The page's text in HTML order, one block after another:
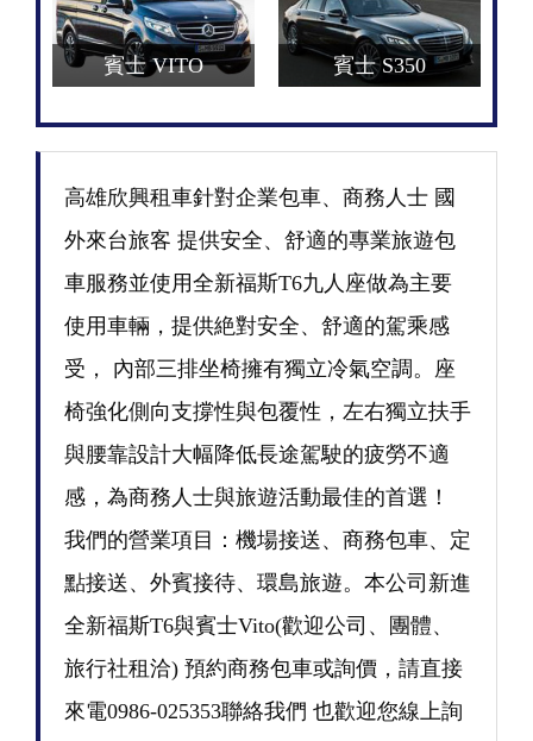
賓士 VITO 賓士 S350
高雄欣興租車針對企業包車、商務人士 國
外來台旅客 提供安全、舒適的專業旅遊包
車服務並使用全新福斯T6九人座做為主要
使用車輛，提供絶對安全、舒適的駕乘感
受， 內部三排坐椅擁有獨立冷氣空調。座
椅強化側向支撐性與包覆性，左右獨立扶手
與腰靠設計大幅降低長途駕駛的疲勞不適
感，為商務人士與旅遊活動最佳的首選！
我們的營業項目：機場接送、商務包車、定
點接送、外賓接待、環島旅遊。本公司新進
全新福斯T6與賓士Vito(歡迎公司、團體、
旅行社租洽) 預約商務包車或詢價，請直接
來電0986-025353聯絡我們 也歡迎您線上詢